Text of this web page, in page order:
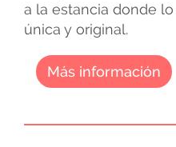
a la estancia donde
única y original.
Más información